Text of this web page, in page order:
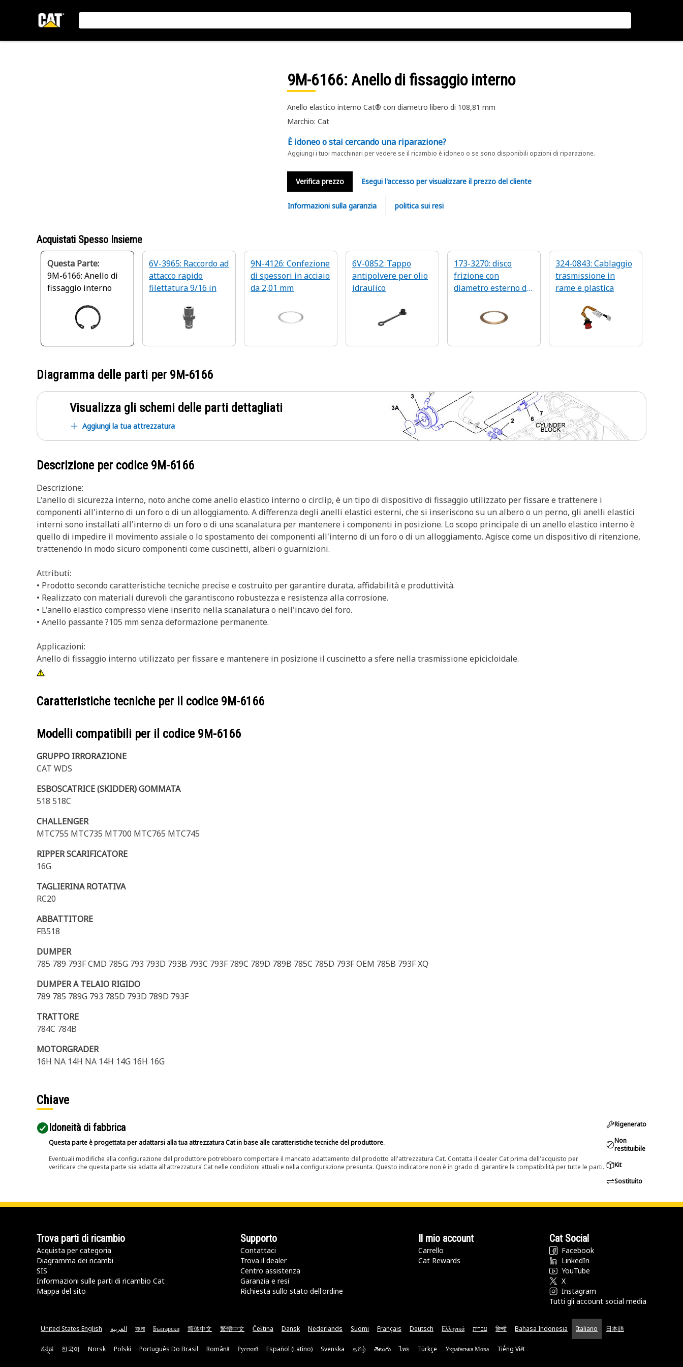
9M-6166: Anello di fissaggio interno
Anello elastico interno Cat® con diametro libero di 108,81 mm
Marchio: Cat
È idoneo o stai cercando una riparazione?
Aggiungi i tuoi macchinari per vedere se il ricambio è idoneo o se sono disponibili opzioni di riparazione.
Verifica prezzo Esegui l'accesso per visualizzare il prezzo del cliente
Informazioni sulla garanzia politica sui resi
Acquistati Spesso Insieme
Questa Parte:
9M-6166: Anello di
fissaggio interno
6V-3965: Raccordo ad
attacco rapido
filettatura 9/16 in
9N-4126: Confezione
di spessori in acciaio
da 2,01 mm
6V-0852: Tappo
antipolvere per olio
idraulico
173-3270: disco
frizione con
diametro esterno di
324-0843: Cablaggio
trasmissione in
rame e plastica
Diagramma delle parti per 9M-6166
Visualizza gli schemi delle parti dettagliati
Aggiungi la tua attrezzatura
Descrizione per codice 9M-6166
Descrizione:
L'anello di sicurezza interno, noto anche come anello elastico interno o circlip, è un tipo di dispositivo di fissaggio utilizzato per fissare e trattenere i
componenti all'interno di un foro o di un alloggiamento. A differenza degli anelli elastici esterni, che si inseriscono su un albero o un perno, gli anelli elastici
interni sono installati all'interno di un foro o di una scanalatura per mantenere i componenti in posizione. Lo scopo principale di un anello elastico interno è
quello di impedire il movimento assiale o lo spostamento dei componenti all'interno di un foro o di un alloggiamento. Agisce come un dispositivo di ritenzione,
trattenendo in modo sicuro componenti come cuscinetti, alberi o guarnizioni.
Attributi:
• Prodotto secondo caratteristiche tecniche precise e costruito per garantire durata, affidabilità e produttività.
• Realizzato con materiali durevoli che garantiscono robustezza e resistenza alla corrosione.
• L'anello elastico compresso viene inserito nella scanalatura o nell'incavo del foro.
• Anello passante ?105 mm senza deformazione permanente.
Applicazioni:
Anello di fissaggio interno utilizzato per fissare e mantenere in posizione il cuscinetto a sfere nella trasmissione epicicloidale.
Caratteristiche tecniche per il codice 9M-6166
Modelli compatibili per il codice 9M-6166
GRUPPO IRRORAZIONE
CAT WDS
ESBOSCATRICE (SKIDDER) GOMMATA
518 518C
CHALLENGER
MTC755 MTC735 MT700 MTC765 MTC745
RIPPER SCARIFICATORE
16G
TAGLIERINA ROTATIVA
RC20
ABBATTITORE
FB518
DUMPER
785 789 793F CMD 785G 793 793D 793B 793C 793F 789C 789D 789B 785C 785D 793F OEM 785B 793F XQ
DUMPER A TELAIO RIGIDO
789 785 789G 793 785D 793D 789D 793F
TRATTORE
784C 784B
MOTORGRADER
16H NA 14H NA 14H 14G 16H 16G
Chiave
Idoneità di fabbrica
Questa parte è progettata per adattarsi alla tua attrezzatura Cat in base alle caratteristiche tecniche del produttore.
Eventuali modifiche alla configurazione del produttore potrebbero comportare il mancato adattamento del prodotto all'attrezzatura Cat. Contatta il dealer Cat prima dell'acquisto per
verificare che questa parte sia adatta all'attrezzatura Cat nelle condizioni attuali e nella configurazione presunta. Questo indicatore non è in grado di garantire la compatibilità per tutte le parti.
Rigenerato
Non
restituibile
Kit
Sostituito
Trova parti di ricambio
Acquista per categoria
Diagramma dei ricambi
SIS
Informazioni sulle parti di ricambio Cat
Mappa del sito
Supporto
Contattaci
Trova il dealer
Centro assistenza
Garanzia e resi
Richiesta sullo stato dell'ordine
Il mio account
Carrello
Cat Rewards
Cat Social
Facebook
LinkedIn
YouTube
X
Instagram
Tutti gli account social media
United States English العربية বাংলা Български 简体中文 繁體中文 Čeština Dansk Nederlands Suomi Français Deutsch Ελληνικά עברית हिन्दी Bahasa Indonesia Italiano 日本語
ಕನ್ನಡ 한국어 Norsk Polski Português Do Brasil Română Русский Español (Latino) Svenska தமிழ் తెలుగు ไทย Türkçe Українська Мова Tiếng Việt